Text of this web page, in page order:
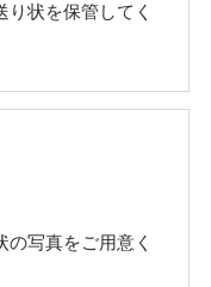
状を保管してく
写真をご用意く